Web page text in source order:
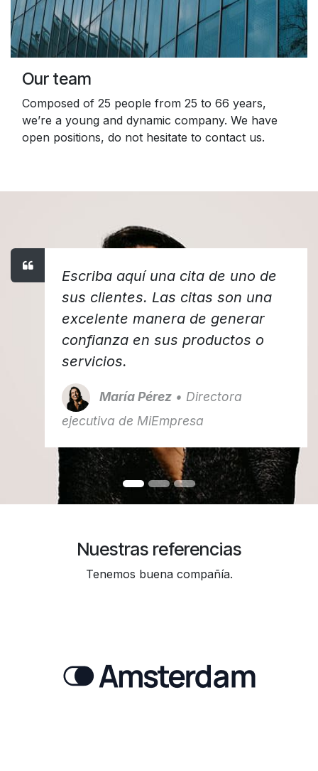
Our team
Composed of 25 people from 25 to 66 years,
we’re a young and dynamic company. We have
open positions, do not hesitate to contact us.
Escriba aquí una cita de uno de
sus clientes. Las citas son una
excelente manera de generar
confianza en sus productos o
servicios.
María Pérez • Directora
ejecutiva de MiEmpresa
Nuestras referencias
Tenemos buena compañía.